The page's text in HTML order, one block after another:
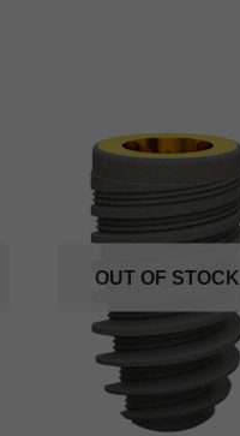
OUT OF STOCK